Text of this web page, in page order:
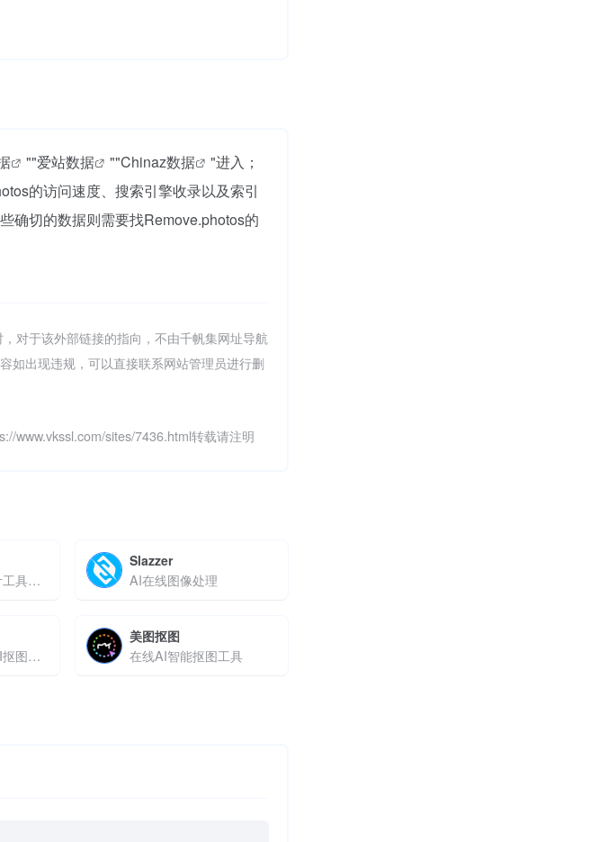
""爱站数据 ""Chinaz数据
"进入；
的访问速度、搜索引擎收录以及索引
确切的数据则需要找Remove.photos的
对于该外部链接的指向，不由千帆集网址导航
如出现违规，可以直接联系网站管理员进行删
www.vkssl.com/sites/7436.html转载请注明
AI驱动的发型设计工具，支持脸型适配与实时效果预览
Slazzer
AI在线图像处理
全球领先的在线AI抠图工具
美图抠图
在线AI智能抠图工具